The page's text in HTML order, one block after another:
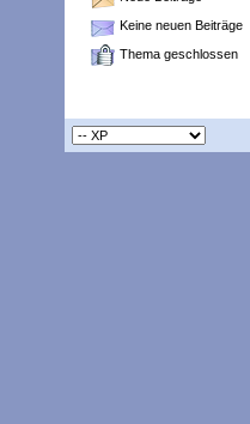
Keine neuen Beiträge
Thema geschlossen